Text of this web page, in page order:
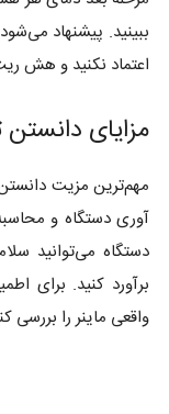
ببینید. پیشنهاد
اعتماد نکنید و هش
مزایای
مهم‌ترین مزیت
آوری دستگاه و
دستگاه می‌توانید
برآورد کنید. برای
واقعی ماینر را بررسی